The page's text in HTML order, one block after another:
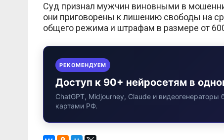
Суд признал мужчин виновными в
они приговорены к лишению свободы на
общего режима и штрафам в размере от
РЕКОМЕНДУЕМ
Доступ к 90+ нейросетям в
ChatGPT, Midjourney, Claude и видеогенераторы
картами РФ.